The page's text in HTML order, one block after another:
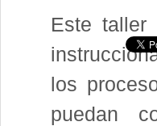
Este taller
los
puedan